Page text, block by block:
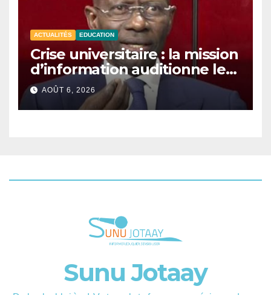
ACTUALITÉS EDUCATION
Crise universitaire : la mission
d’information auditionne le
ministre Boubacar Camara.
AOÛT 6, 2026
Sunu Jotaay